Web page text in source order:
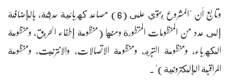
وتابع أن "المشروع يحتوي على (6) مصاعد كهربائية حديثة، بالإضافة
إلى عدد من المنظومات المتطورة ومنها (منظومة إطفاء الحريق، ومنظومة
الكهرباء، ومنظومة التبريد، ومنظومة الاتصالات، والانترنيت، ومنظومة
المراقبة الإلكترونية)".